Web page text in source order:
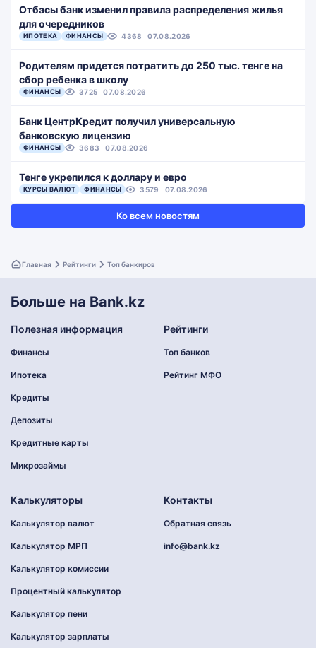
Отбасы банк изменил правила распределения жилья
для очередников
ИПОТЕКА ФИНАНСЫ 4368 07.08.2026
Родителям придется потратить до 250 тыс. тенге на
сбор ребенка в школу
ФИНАНСЫ 3725 07.08.2026
Банк ЦентрКредит получил универсальную
банковскую лицензию
ФИНАНСЫ 3683 07.08.2026
Тенге укрепился к доллару и евро
КУРСЫ ВАЛЮТ ФИНАНСЫ 3579 07.08.2026
Ко всем новостям
Главная Рейтинги Топ банкиров
Больше на Bank.kz
Полезная информация
Финансы
Ипотека
Кредиты
Депозиты
Кредитные карты
Микрозаймы
Рейтинги
Топ банков
Рейтинг МФО
Калькуляторы
Калькулятор валют
Калькулятор МРП
Калькулятор комиссии
Процентный калькулятор
Калькулятор пени
Калькулятор зарплаты
Контакты
Обратная связь
info@bank.kz